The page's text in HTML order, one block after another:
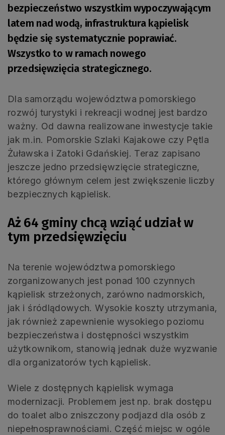
bezpieczeństwo wszystkim wypoczywającym
latem nad wodą, infrastruktura kąpielisk
będzie się systematycznie poprawiać.
Wszystko to w ramach nowego
przedsięwzięcia strategicznego.
Dla samorządu województwa pomorskiego
rozwój turystyki i rekreacji wodnej jest bardzo
ważny. Od dawna realizowane inwestycje takie
jak m.in. Pomorskie Szlaki Kajakowe czy Pętla
Żuławska i Zatoki Gdańskiej. Teraz zapisano
jeszcze jedno przedsięwzięcie strategiczne,
którego głównym celem jest zwiększenie liczby
bezpiecznych kąpielisk.
Aż 64 gminy chcą wziąć udział w
tym przedsięwzięciu
Na terenie województwa pomorskiego
zorganizowanych jest ponad 100 czynnych
kąpielisk strzeżonych, zarówno nadmorskich,
jak i śródlądowych. Wysokie koszty utrzymania,
jak również zapewnienie wysokiego poziomu
bezpieczeństwa i dostępności wszystkim
użytkownikom, stanowią jednak duże wyzwanie
dla organizatorów tych kąpielisk.
Wiele z dostępnych kąpielisk wymaga
modernizacji. Problemem jest np. brak dostępu
do toalet albo zniszczony podjazd dla osób z
niepełnosprawnościami. Część miejsc w ogóle